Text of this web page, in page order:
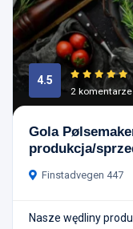
4.5
2 komentarze
Gola
produkcja/
Finstadvegen 447
Nasze wędliny